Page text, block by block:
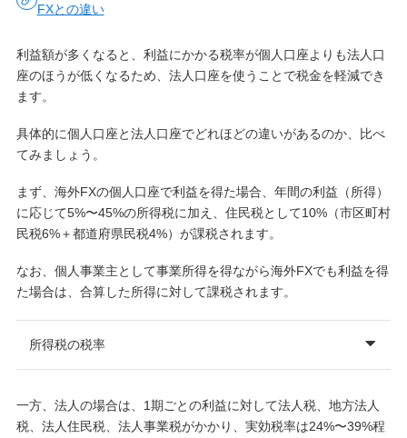
FXとの違い
利益額が多くなると、利益にかかる税率が個人口座よりも法人口
座のほうが低くなるため、法人口座を使うことで税金を軽減でき
ます。
具体的に個人口座と法人口座でどれほどの違いがあるのか、比べ
てみましょう。
まず、海外FXの個人口座で利益を得た場合、年間の利益（所得）
に応じて5%〜45%の所得税に加え、住民税として10%（市区町村
民税6%＋都道府県民税4%）が課税されます。
なお、個人事業主として事業所得を得ながら海外FXでも利益を得
た場合は、合算した所得に対して課税されます。
所得税の税率
一方、法人の場合は、1期ごとの利益に対して法人税、地方法人
税、法人住民税、法人事業税がかかり、実効税率は24%〜39%程